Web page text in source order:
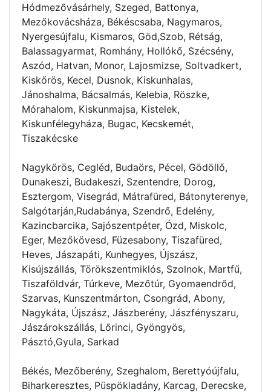
Hódmezővásárhely, Szeged, Battonya,
Mezőkovácsháza, Békéscsaba, Nagymaros,
Nyergesújfalu, Kismaros, Göd,Szob, Rétság,
Balassagyarmat, Romhány, Hollókő, Szécsény,
Aszód, Hatvan, Monor, Lajosmizse, Soltvadkert,
Kiskőrös, Kecel, Dusnok, Kiskunhalas,
Jánoshalma, Bácsalmás, Kelebia, Röszke,
Mórahalom, Kiskunmajsa, Kistelek,
Kiskunfélegyháza, Bugac, Kecskemét,
Tiszakécske
Nagykörös, Cegléd, Budaörs, Pécel, Gödöllő,
Dunakeszi, Budakeszi, Szentendre, Dorog,
Esztergom, Visegrád, Mátrafüred, Bátonyterenye,
Salgótarján,Rudabánya, Szendrő, Edelény,
Kazincbarcika, Sajószentpéter, Ózd, Miskolc,
Eger, Mezőkövesd, Füzesabony, Tiszafüred,
Heves, Jászapáti, Kunhegyes, Újszász,
Kisújszállás, Törökszentmiklós, Szolnok, Martfű,
Tiszaföldvár, Túrkeve, Mezőtúr, Gyomaendrőd,
Szarvas, Kunszentmárton, Csongrád, Abony,
Nagykáta, Újszász, Jászberény, Jászfényszaru,
Jászárokszállás, Lőrinci, Gyöngyös,
Pásztó,Gyula, Sarkad
Békés, Mezőberény, Szeghalom, Berettyóújfalu,
Biharkeresztes, Püspökladány, Karcag, Derecske,